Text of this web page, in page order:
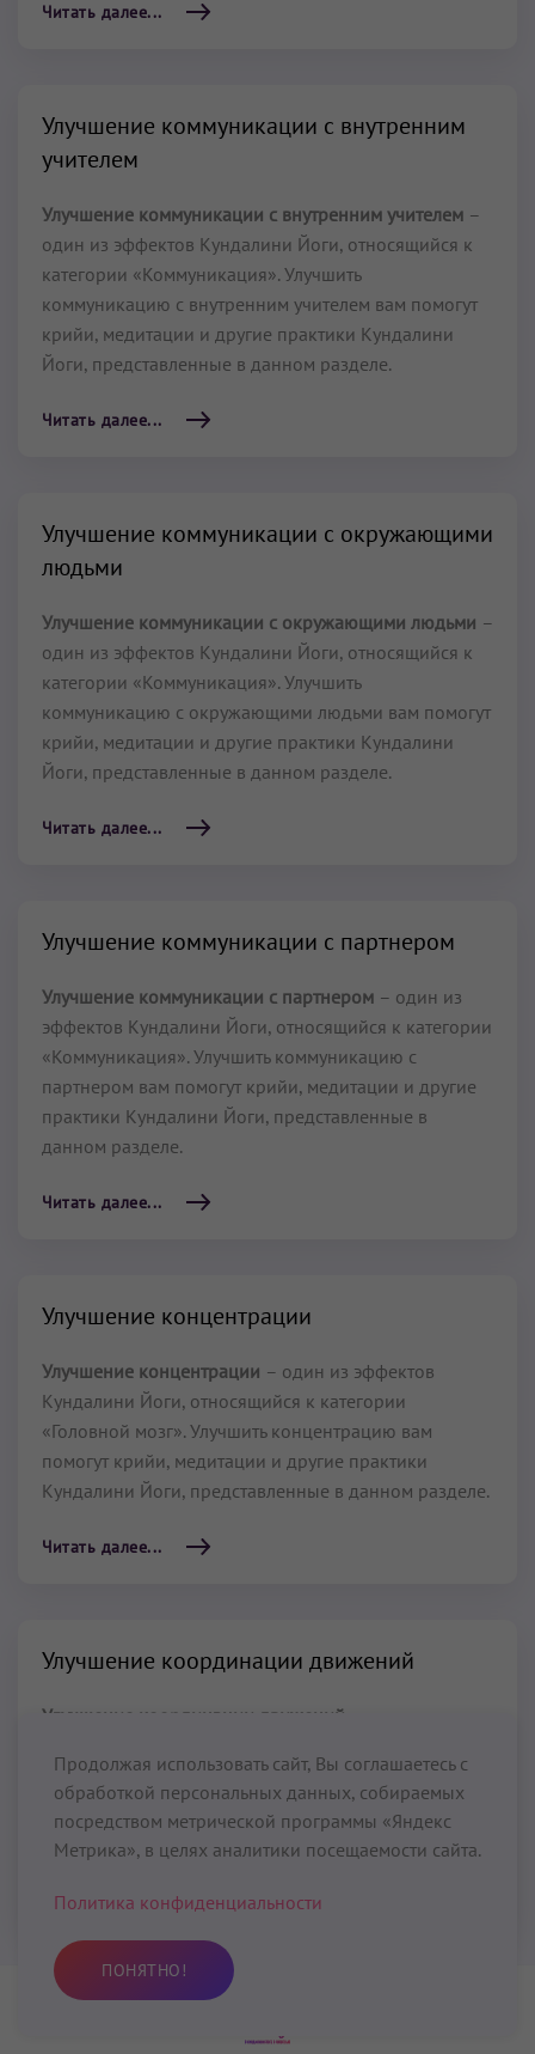
Читать далее...
Улучшение коммуникации с внутренним
учителем
Улучшение коммуникации с внутренним учителем –
один из эффектов Кундалини Йоги, относящийся к
категории «Коммуникация». Улучшить
коммуникацию с внутренним учителем вам помогут
крийи, медитации и другие практики Кундалини
Йоги, представленные в данном разделе.
Читать далее...
Улучшение коммуникации с окружающими
людьми
Улучшение коммуникации с окружающими людьми –
один из эффектов Кундалини Йоги, относящийся к
категории «Коммуникация». Улучшить
коммуникацию с окружающими людьми вам помогут
крийи, медитации и другие практики Кундалини
Йоги, представленные в данном разделе.
Читать далее...
Улучшение коммуникации с партнером
Улучшение коммуникации с партнером – один из
эффектов Кундалини Йоги, относящийся к категории
«Коммуникация». Улучшить коммуникацию с
партнером вам помогут крийи, медитации и другие
практики Кундалини Йоги, представленные в
данном разделе.
Читать далее...
Улучшение концентрации
Улучшение концентрации – один из эффектов
Кундалини Йоги, относящийся к категории
«Головной мозг». Улучшить концентрацию вам
помогут крийи, медитации и другие практики
Кундалини Йоги, представленные в данном разделе.
Читать далее...
Улучшение координации движений
Улучшение координации движений
«Головной мозг». Развить мышечную координацию
вам помогут крийи, медитации и другие практики
Кундалини Йоги, представленные в данном разделе.
Читать далее...
Продолжая использовать сайт, Вы соглашаетесь с
обработкой персональных данных, собираемых
посредством метрической программы «Яндекс
Метрика», в целях аналитики посещаемости сайта.
Политика конфиденциальности
ПОНЯТНО!